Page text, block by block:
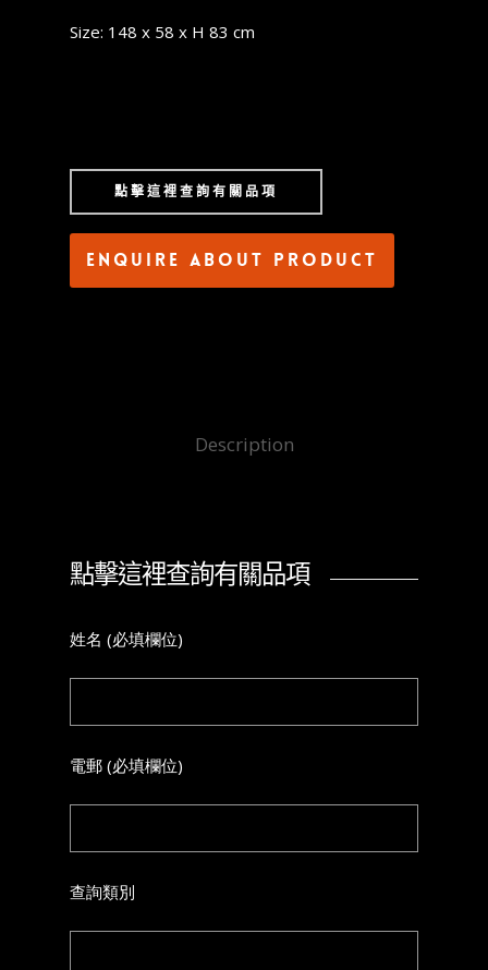
Size: 148 x 58 x H 83 cm
點擊這裡查詢有關品項
Enquire about product
Description
點擊這裡查詢有關品項
姓名 (必填欄位)
電郵 (必填欄位)
查詢類別